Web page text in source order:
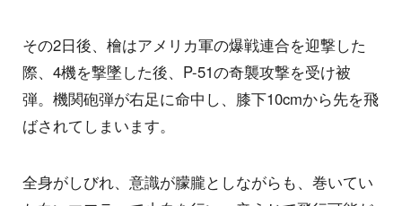
その2日後、檜はアメリカ軍の爆戦連合を迎撃した
際、4機を撃墜した後、P-51の奇襲攻撃を受け被
弾。機関砲弾が右足に命中し、膝下10cmから先を飛
ばされてしまいます。
全身がしびれ、意識が朦朧としながらも、巻いてい